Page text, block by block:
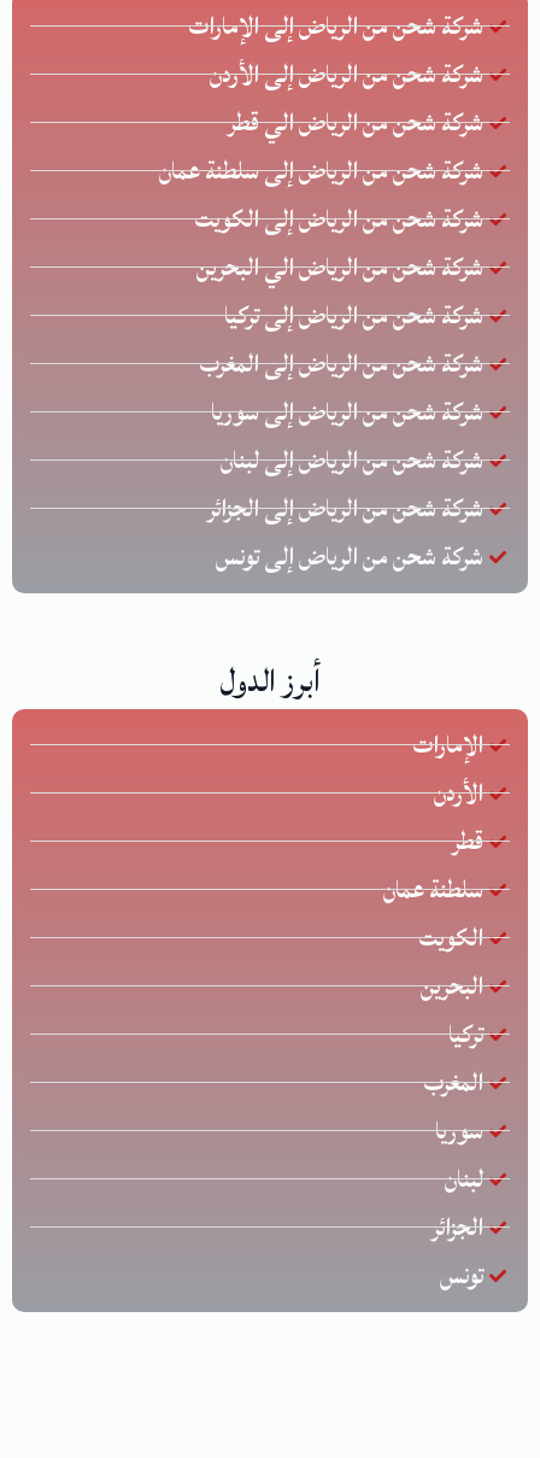
شركة شحن من الرياض إلى الإمارات
شركة شحن من الرياض إلى الأردن
شركة شحن من الرياض الي قطر
شركة شحن من الرياض إلى سلطنة عمان
شركة شحن من الرياض إلى الكويت
شركة شحن من الرياض الي البحرين
شركة شحن من الرياض إلى تركيا
شركة شحن من الرياض إلى المغرب
شركة شحن من الرياض إلى سوريا
شركة شحن من الرياض إلى لبنان
شركة شحن من الرياض إلى الجزائر
شركة شحن من الرياض إلى تونس
أبرز الدول
الإمارات
الأردن
قطر
سلطنة عمان
الكويت
البحرين
تركيا
المغرب
سوريا
لبنان
الجزائر
تونس